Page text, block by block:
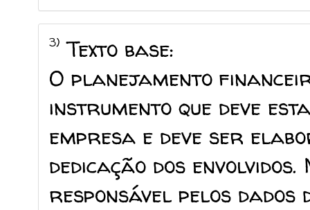
3) Texto base:
O planejamento
instrumento que deve
empresa e deve ser
dedicação dos envolvidos.
responsável pelos dados